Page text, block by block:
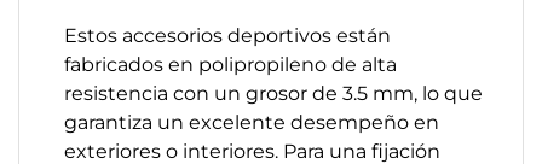
Estos accesorios deportivos están
fabricados en polipropileno de alta
resistencia con un grosor de 3.5 mm, lo que
garantiza un excelente desempeño en
exteriores o interiores. Para una fijación